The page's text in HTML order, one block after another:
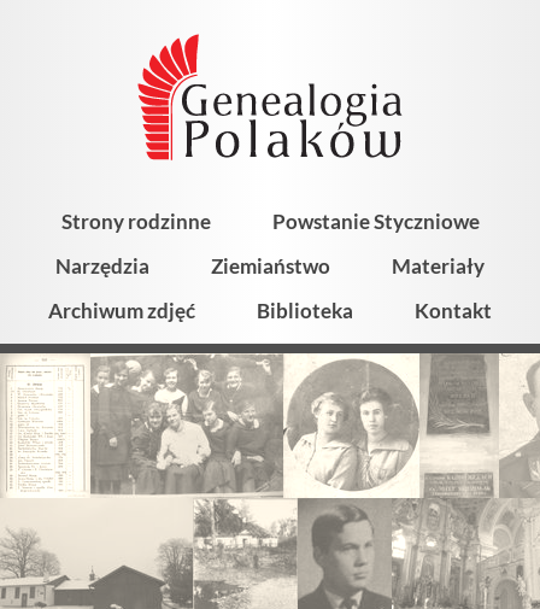
Strony rodzinne
Powstanie Styczniowe
Narzędzia
Ziemiaństwo
Materiały
Archiwum zdjęć
Biblioteka Kontakt